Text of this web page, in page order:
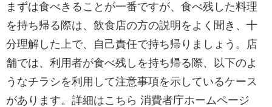
まずは食べきることが一番ですが、食べ残した料理
を持ち帰る際は、飲食店の方の説明をよく聞き、十
分理解した上で、自己責任で持ち帰りましょう。店
舗では、利用者が食べ残しを持ち帰る際、以下のよ
うなチラシを利用して注意事項を示しているケース
があります。詳細はこちら 消費者庁ホームページ